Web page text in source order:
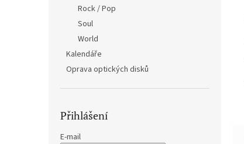
Rock / Pop
Soul
World
Kalendáře
Oprava optických disků
Přihlášení
E-mail